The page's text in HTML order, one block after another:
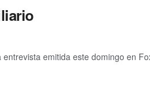
emitida este domingo en